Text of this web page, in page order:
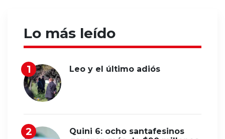
Lo más leído
Leo y el último adiós
Quini 6: ocho santafesinos